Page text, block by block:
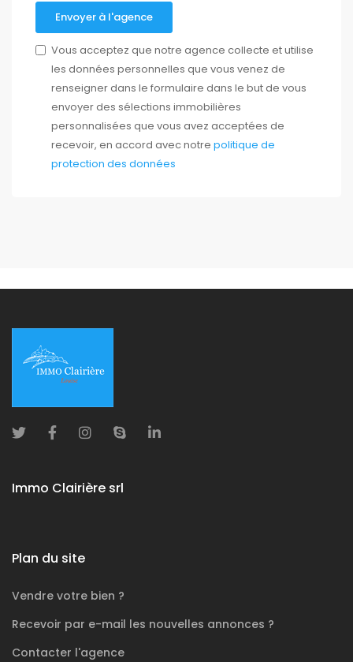
Envoyer à l'agence
Vous acceptez que notre agence collecte et utilise
les données personnelles que vous venez de
renseigner dans le formulaire dans le but de vous
envoyer des sélections immobilières
personnalisées que vous avez acceptées de
recevoir, en accord avec notre politique de
protection des données
Immo Clairière srl
Plan du site
Vendre votre bien ?
Recevoir par e-mail les nouvelles annonces ?
Contacter l'agence